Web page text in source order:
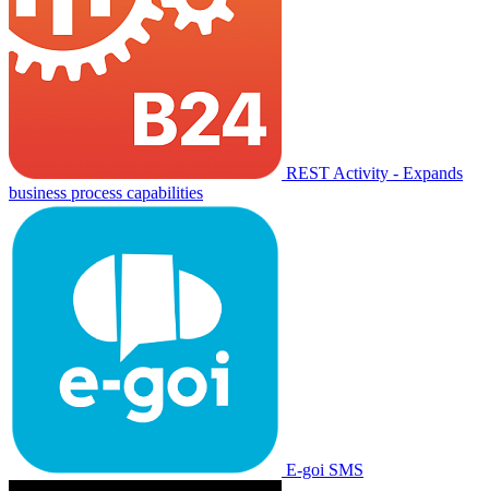
REST Activity - Expands
business process capabilities
E-goi SMS